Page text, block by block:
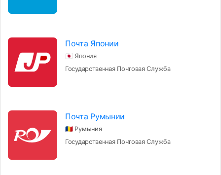
Почта Японии
🇯🇵 Япония
Государственная Почтовая Служба
Почта Румынии
🇷🇴 Румыния
Государственная Почтовая Служба